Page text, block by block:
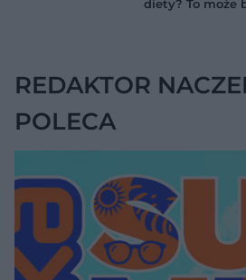
diety? To może
REDAKTOR
POLECA